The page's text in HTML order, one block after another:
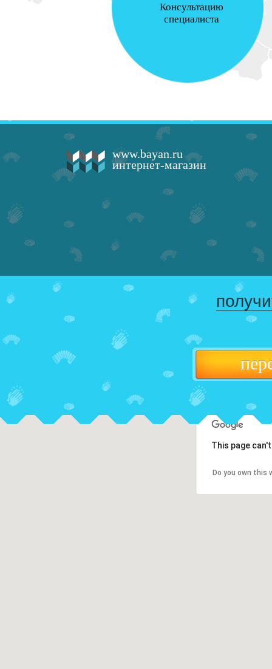
Консультацию
специалиста
www.bayan.ru
интернет-магазин
This page
Do you own this